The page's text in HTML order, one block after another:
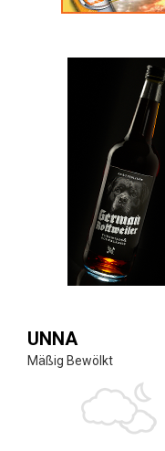
UNNA
Mäßig Bewölkt